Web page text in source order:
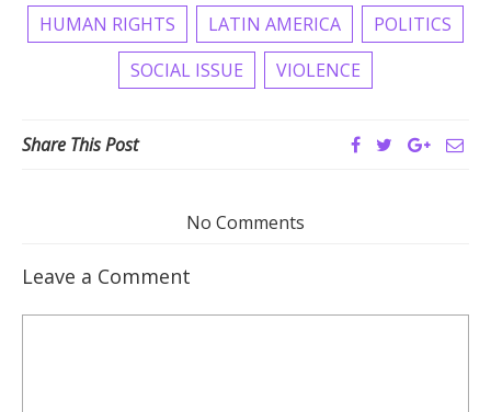
HUMAN RIGHTS LATIN AMERICA
POLITICS
SOCIAL ISSUE
VIOLENCE
Share This Post
No Comments
Leave a Comment